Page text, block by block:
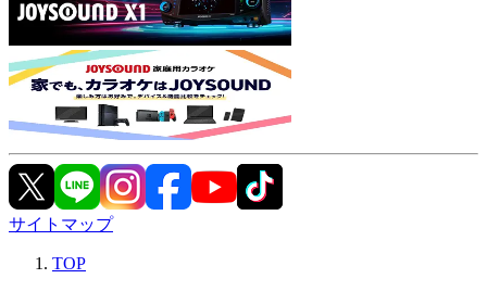
サイトマップ
TOP